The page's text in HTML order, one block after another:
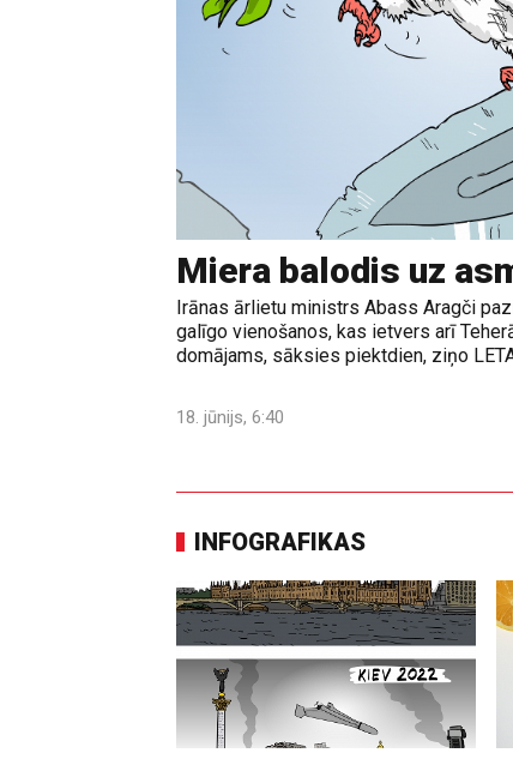
Miera balodis uz
Irānas ārlietu ministrs Abass Aragči
galīgo vienošanos, kas ietvers arī
domājams, sāksies piektdien, ziņo
18. jūnijs, 6:40
INFOGRAFIKAS